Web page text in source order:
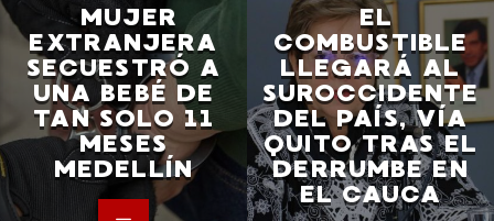
MUJER
EXTRANJERA
SECUESTRÓ A
UNA BEBÉ DE
TAN SOLO 11
MESES
MEDELLÍN
EL
COMBUSTIBLE
LLEGARÁ AL
SUROCCIDENTE
DEL PAÍS, VÍA
QUITO TRAS EL
DERRUMBE EN
EL CAUCA